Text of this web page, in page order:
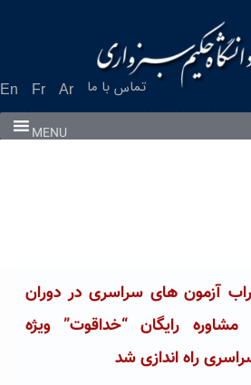
En Fr Ar تماس با ما
MENU
آزمون های سراسری در دوران
رایگان “خداقوت” ویژه
راه اندازی شد